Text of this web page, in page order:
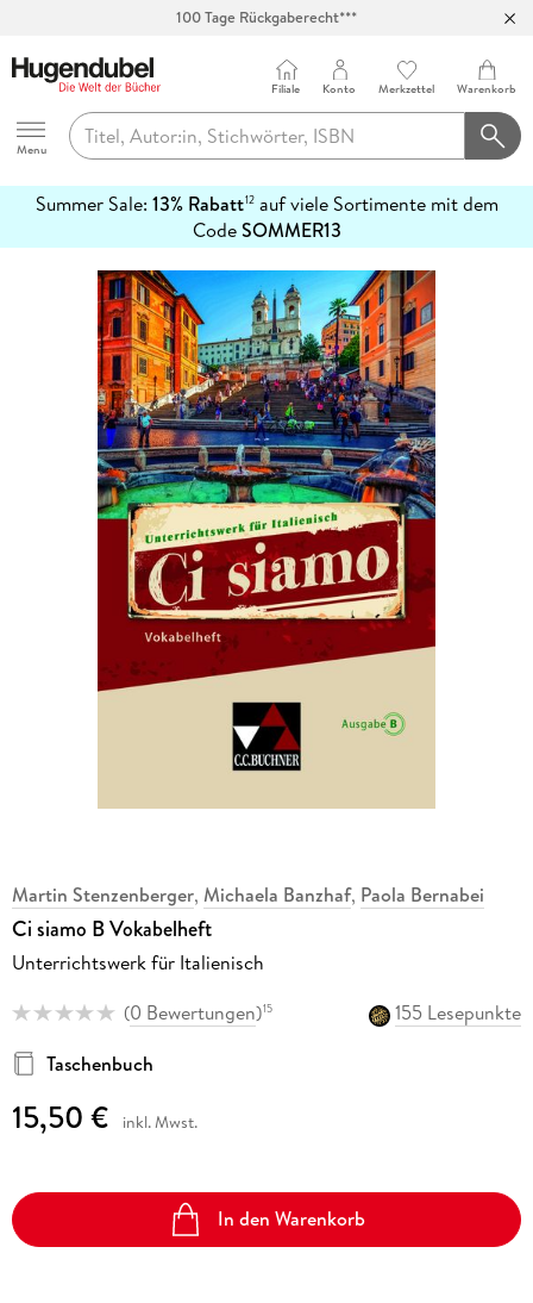
100 Tage Rückgaberecht***
Hugendubel
Menu
Filiale Konto Merkzettel Warenkorb
Summer Sale: 13% Rabatt12auf viele Sortimente mit dem
CodeSOMMER13
erfahren
Martin Stenzenberger, Michaela Banzhaf, Paola Bernabei
Ci siamo B Vokabelheft
Unterrichtswerk für Italienisch
(0 Bewertungen)15
155 Lesepunkte
Taschenbuch
15,50 € inkl. Mwst.
In den Warenkorb